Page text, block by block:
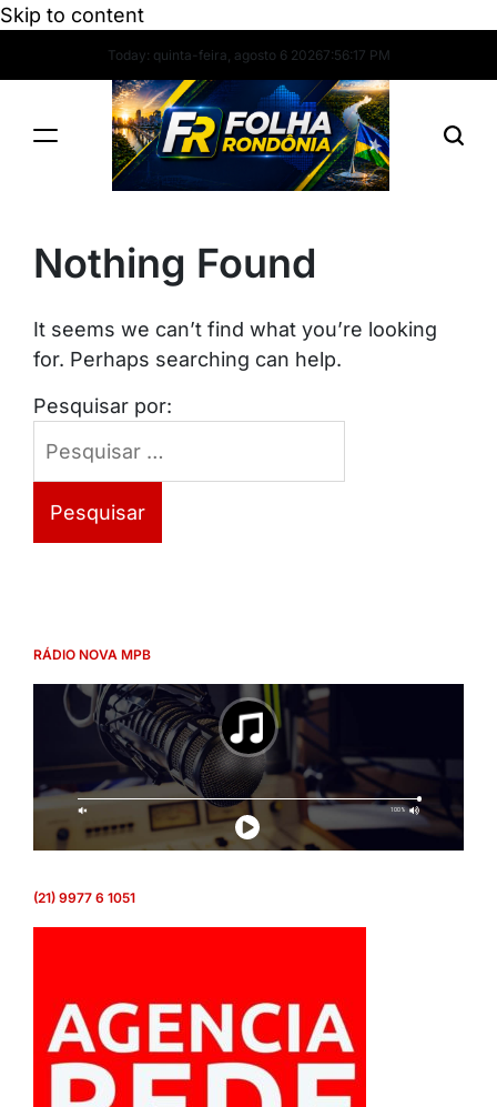
Skip to content
Today: quinta-feira, agosto 6 20267:56:17 PM
Nothing Found
It seems we can’t find what you’re looking
for. Perhaps searching can help.
Pesquisar por:
RÁDIO NOVA MPB
(21) 9977 6 1051